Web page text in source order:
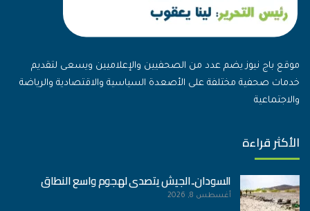
موقع باج نيوز يضم عدد من الصحفيين والإعلاميين ويسعى لتقديم
خدمات صحفية مختلفة على الأصعدة السياسية والاقتصادية والرياضة
والاجتماعية
الأكثر قراءة
السودان..الجيش يتصدى لهجوم واسع النطاق
أغسطس 8, 2026